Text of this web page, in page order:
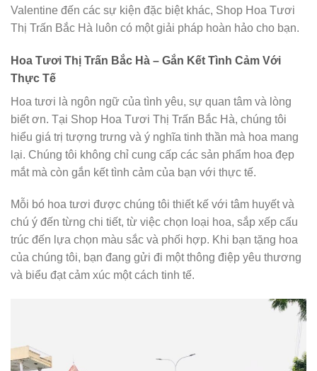
Valentine đến các sự kiện đặc biệt khác, Shop Hoa Tươi
Thị Trấn Bắc Hà luôn có một giải pháp hoàn hảo cho bạn.
Hoa Tươi Thị Trấn Bắc Hà – Gắn Kết Tình Cảm Với
Thực Tế
Hoa tươi là ngôn ngữ của tình yêu, sự quan tâm và lòng
biết ơn. Tại Shop Hoa Tươi Thị Trấn Bắc Hà, chúng tôi
hiểu giá trị tượng trưng và ý nghĩa tinh thần mà hoa mang
lại. Chúng tôi không chỉ cung cấp các sản phẩm hoa đẹp
mắt mà còn gắn kết tình cảm của bạn với thực tế.
Mỗi bó hoa tươi được chúng tôi thiết kế với tâm huyết và
chú ý đến từng chi tiết, từ việc chọn loại hoa, sắp xếp cấu
trúc đến lựa chọn màu sắc và phối hợp. Khi bạn tặng hoa
của chúng tôi, bạn đang gửi đi một thông điệp yêu thương
và biểu đạt cảm xúc một cách tinh tế.